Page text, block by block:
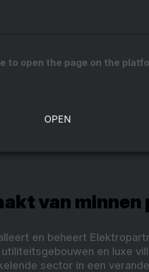
to open the page on the
van minnen
en beheert
en luxe
sector in een